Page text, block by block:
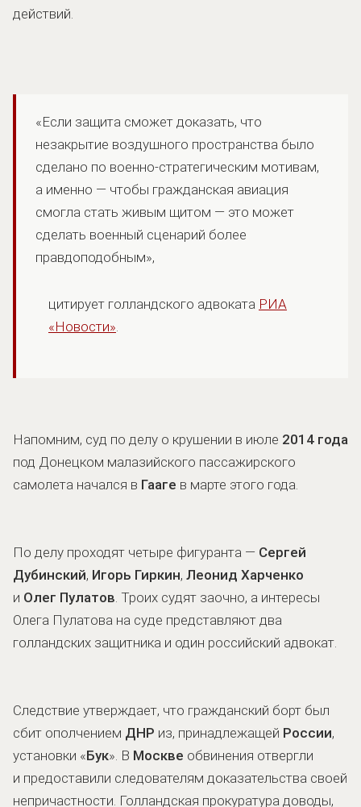
действий.
«Если защита сможет доказать, что
незакрытие воздушного пространства было
сделано по военно-стратегическим мотивам,
а именно — чтобы гражданская авиация
смогла стать живым щитом — это может
сделать военный сценарий более
правдоподобным»,
цитирует голландского адвоката РИА
«Новости».
Напомним, суд по делу о крушении в июле 2014 года
под Донецком малазийского пассажирского
самолета начался в Гааге в марте этого года.
По делу проходят четыре фигуранта — Сергей
Дубинский, Игорь Гиркин, Леонид Харченко
и Олег Пулатов. Троих судят заочно, а интересы
Олега Пулатова на суде представляют два
голландских защитника и один российский адвокат.
Следствие утверждает, что гражданский борт был
сбит ополчением ДНР из, принадлежащей России,
установки «Бук». В Москве обвинения отвергли
и предоставили следователям доказательства своей
непричастности. Голландская прокуратура доводы,